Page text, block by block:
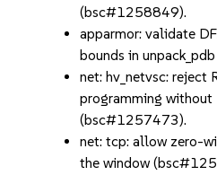
(bsc#1258849).
apparmor: validate
bounds in
net: hv_netvsc: reject
programming
(bsc#1257473).
net: tcp: allow zero-
the window